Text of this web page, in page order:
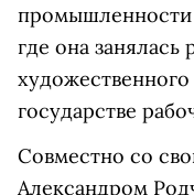
где она
государстве
Совместно со
Александром